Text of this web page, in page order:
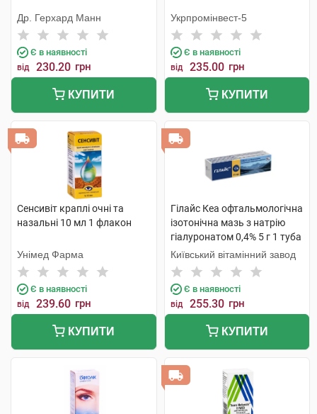
Др. Герхард Манн
Є в наявності
від 230.20 грн
КУПИТИ
Укрпромінвест-5
Є в наявності
від 235.00 грн
КУПИТИ
Сенсивіт краплі очні та
назальні 10 мл 1 флакон
Унімед Фарма
Є в наявності
від 239.60 грн
КУПИТИ
Гілайс Кеа офтальмологічна
ізотонічна мазь з натрію
гіалуронатом 0,4% 5 г 1 туба
Київський вітамінний завод
Є в наявності
від 255.30 грн
КУПИТИ